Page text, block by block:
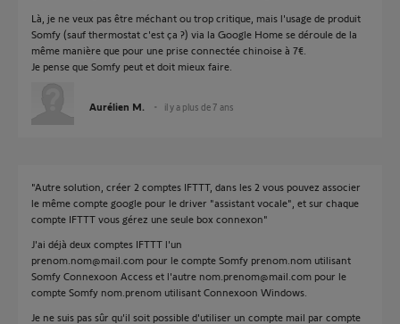
Là, je ne veux pas être méchant ou trop critique, mais l'usage de produit
Somfy (sauf thermostat c'est ça ?) via la Google Home se déroule de la
même manière que pour une prise connectée chinoise à 7€.
Je pense que Somfy peut et doit mieux faire.
Aurélien M. il y a plus de 7 ans
"Autre solution, créer 2 comptes IFTTT, dans les 2 vous pouvez associer
le même compte google pour le driver "assistant vocale", et sur chaque
compte IFTTT vous gérez une seule box connexon"
J'ai déjà deux comptes IFTTT l'un
prenom.nom@mail.com pour le compte Somfy prenom.nom utilisant
Somfy Connexoon Access et l'autre nom.prenom@mail.com pour le
compte Somfy nom.prenom utilisant Connexoon Windows.
Je ne suis pas sûr qu'il soit possible d'utiliser un compte mail par compte